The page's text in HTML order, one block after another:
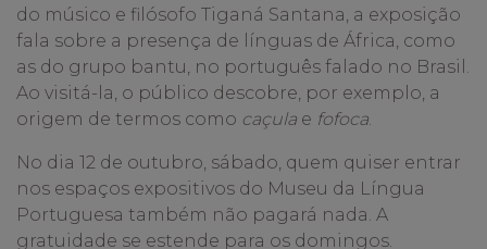
do músico e filósofo Tiganá Santana, a exposição
fala sobre a presença de línguas de África, como
as do grupo bantu, no português falado no Brasil.
Ao visitá-la, o público descobre, por exemplo, a
origem de termos como caçula e fofoca.
No dia 12 de outubro, sábado, quem quiser entrar
nos espaços expositivos do Museu da Língua
Portuguesa também não pagará nada. A
gratuidade se estende para os domingos.